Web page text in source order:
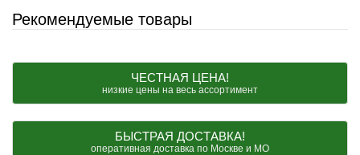
Рекомендуемые товары
ЧЕСТНАЯ ЦЕНА!
низкие цены на весь ассортимент
БЫСТРАЯ ДОСТАВКА!
оперативная доставка по Москве и МО